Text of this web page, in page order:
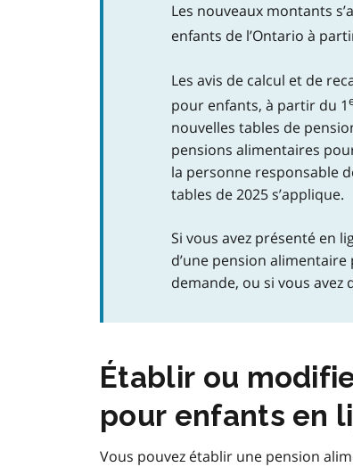
Les nouveaux montants
enfants de l’Ontario à
Les avis de calcul et de
pour enfants, à partir du 1
nouvelles tables de
pensions alimentaires
la personne responsable
tables de 2025 s’applique.
Si vous avez présenté en
d’une pension
demande, ou si vous avez
Établir ou
pour enfants en
Vous pouvez établir une pension